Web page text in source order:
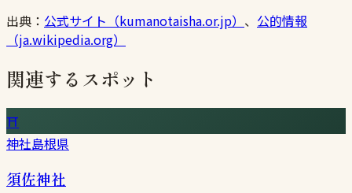
出典： 公式サイト（kumanotaisha.or.jp） 、 公的情報
（ja.wikipedia.org）
関連するスポット
⛩
神社島根県
須佐神社